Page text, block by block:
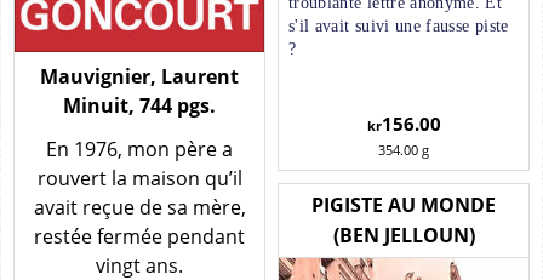
s'il avait suivi une fausse piste
?
kr156.00
354.00 g
Mauvignier, Laurent
Minuit, 744 pgs.
En 1976, mon père a
rouvert la maison qu’il
avait reçue de sa mère,
restée fermée pendant
vingt ans.
PIGISTE AU MONDE
(BEN JELLOUN)